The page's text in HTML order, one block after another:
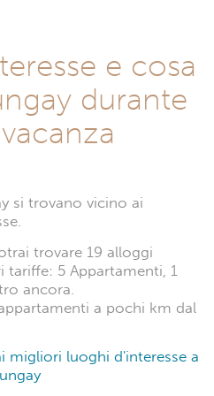
e cosa
durante
si trovano vicino ai
trovare 19 alloggi
5 Appartamenti, 1
ancora.
a pochi km dal
migliori luoghi d'interesse a